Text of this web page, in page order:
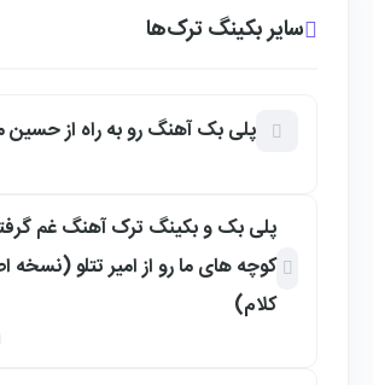
سایر بکینگ ترک‌ها
پلی بک آهنگ رو به راه از
پلی بک و بکینگ ترک آهنگ غم
کوچه های ما رو از امیر تتلو (نسخه
کلام)